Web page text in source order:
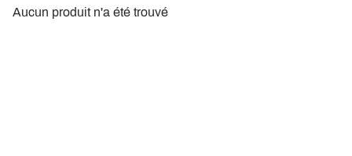
Aucun produit n'a été trouvé